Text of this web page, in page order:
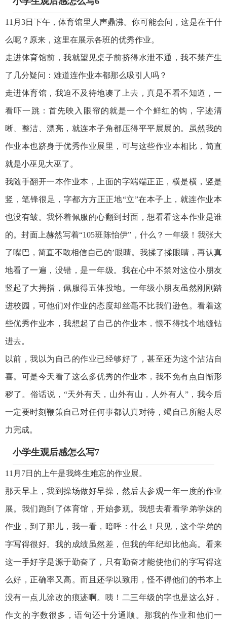
11月3日下午，体育馆里人声鼎沸。你可能会问，这是在干什
么呢？原来，这里在展示各班的优秀作业。
走进体育馆前，我就望见桌子前挤得水泄不通，我不禁产生
了几分疑问：难道连作业本都那么吸引人吗？
走进体育馆，我迫不及待地凑了上去，真是不看不知道，一
看吓一跳：首先映入眼帘的就是一个个鲜红的钩，字迹清
晰、整洁、漂亮，就连本子角都压得平平展展的。虽然我的
作业本也跻身于优秀作业展里，可与这些作业本相比，简直
就是小巫见大巫了。
我随手翻开一本作业本，上面的字端端正正，横是横，竖是
竖，笔锋很足，字都方方正正地“立”在本子上，就连作业本
也没有皱。我怀着佩服的心翻到封面，想看看这本作业是谁
的。封面上赫然写着“105班陈怡伊”，什么？一年级！我张大
了嘴巴，简直不敢相信自己的’眼睛。我揉了揉眼睛，再认真
地看了一遍，没错，是一年级。我在心中不禁对这位小朋友
竖起了大拇指，佩服得五体投地。一年级小朋友虽然刚刚踏
进校园，可他们对作业的态度却丝毫不比我们逊色。看着这
些优秀作业本，我想起了自己的作业本，恨不得找个地缝钻
进去。
以前，我以为自己的作业已经够好了，甚至还为这个沾沾自
喜。可是今天看了这么多优秀的作业本，我不免有点自惭形
秽了。俗话说，“天外有天，山外有山，人外有人”，我今后
一定要时刻鞭策自己对任何事都认真对待，竭自己所能去尽
力完成。
小学生观后感怎么写7
11月7日的上午是我终生难忘的作业展。
那天早上，我到操场做好早操，然后去参观一年一度的作业
展。我们跑到了体育馆，开始参观。我想去看看学弟学妹的
作业，到了那儿，我一看，暗呼：什么！只见，这个学弟的
字写得很好。我的成绩虽然差，但我的年纪却比他高。看来
这一手好字是源于勤奋了，只有勤奋才能使他们的字写得这
么好，正确率又高。而且还学以致用，怪不得他们的书本上
没有一点儿涂改的痕迹啊。咦！二三年级的字也是这么好，
作文的字数很多，语句还十分通顺。那我的作业和他们一